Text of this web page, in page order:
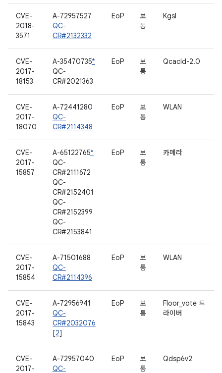
CVE-
2018-
3571
A-72957527
QC-
CR#2132332
EoP
보
통
Kgsl
CVE-
2017-
18153
A-35470735*
QC-
CR#2021363
EoP
보
통
Qcacld-2.0
CVE-
2017-
18070
A-72441280
QC-
CR#2114348
EoP
보
통
WLAN
CVE-
2017-
15857
A-65122765*
QC-
CR#2111672
QC-
CR#2152401
QC-
CR#2152399
QC-
CR#2153841
EoP
보
통
카메라
CVE-
2017-
15854
A-71501688
QC-
CR#2114396
EoP
보
통
WLAN
CVE-
2017-
15843
A-72956941
QC-
CR#2032076
[2]
EoP
보
통
Floor_vote 드
라이버
CVE-
2017-
A-72957040
QC-
EoP
보
통
Qdsp6v2